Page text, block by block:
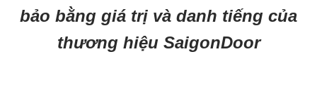
bảo bằng giá trị và danh tiếng của
thương hiệu SaigonDoor